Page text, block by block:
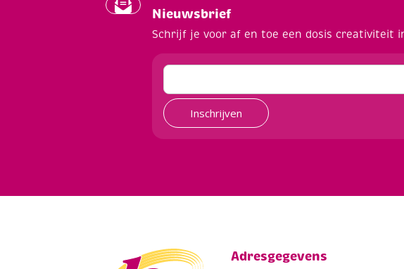
Nieuwsbrief
Schrijf je voor af en toe een dosis creativiteit
Inschrijven
Adresgegevens